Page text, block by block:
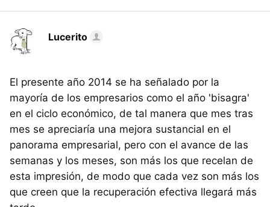
Lucerito
El presente año 2014 se ha señalado por la
mayoría de los empresarios como el año 'bisagra'
en el ciclo económico, de tal manera que mes tras
mes se apreciaría una mejora sustancial en el
panorama empresarial, pero con el avance de las
semanas y los meses, son más los que recelan de
esta impresión, de modo que cada vez son más los
que creen que la recuperación efectiva llegará más